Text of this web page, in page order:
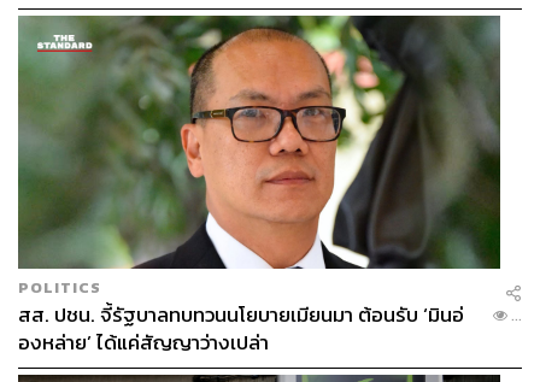
POLITICS
สส. ปชน. จี้รัฐบาลทบทวนนโยบายเมียนมา ต้อนรับ ‘มินอ่
องหล่าย’ ได้แค่สัญญาว่างเปล่า
...